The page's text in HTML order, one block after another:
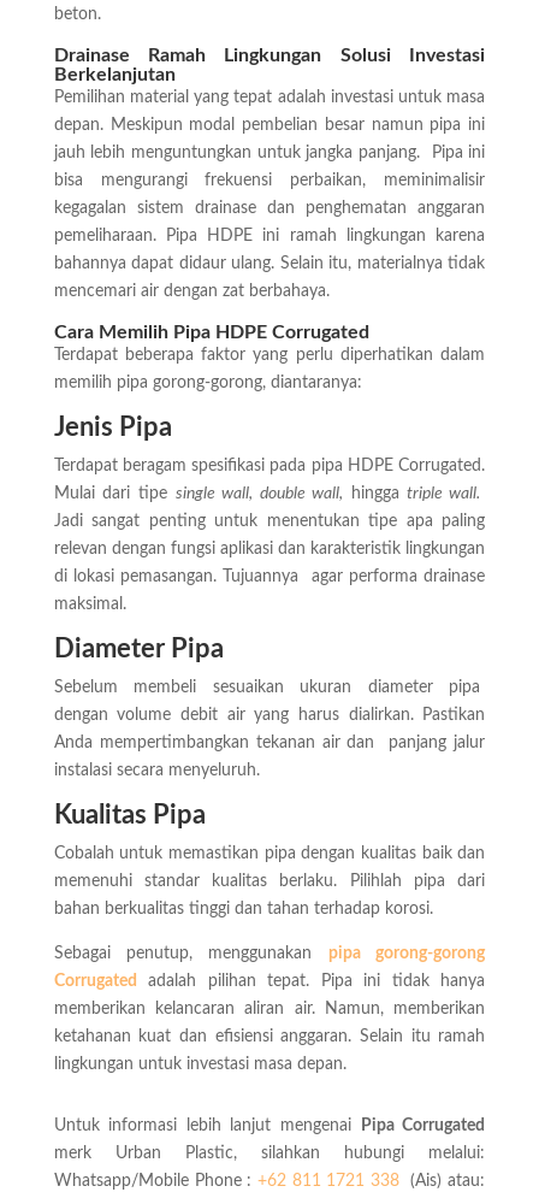
beton.
Drainase Ramah Lingkungan Solusi Investasi
Berkelanjutan
Pemilihan material yang tepat adalah investasi untuk masa
depan. Meskipun modal pembelian besar namun pipa ini
jauh lebih menguntungkan untuk jangka panjang.
Pipa ini
bisa mengurangi frekuensi perbaikan, meminimalisir
kegagalan sistem drainase dan penghematan anggaran
pemeliharaan. Pipa HDPE ini ramah lingkungan karena
bahannya dapat didaur ulang. Selain itu, materialnya tidak
mencemari air dengan zat berbahaya.
Cara Memilih Pipa HDPE Corrugated
Terdapat beberapa faktor yang perlu diperhatikan dalam
memilih pipa gorong-gorong, diantaranya:
Jenis Pipa
Terdapat beragam spesifikasi pada pipa HDPE Corrugated.
Mulai dari tipe single wall, double wall, hingga triple wall.
Jadi sangat penting untuk menentukan tipe apa paling
relevan dengan fungsi aplikasi dan karakteristik lingkungan
di lokasi pemasangan. Tujuannya agar performa drainase
maksimal.
Diameter Pipa
Sebelum membeli sesuaikan ukuran diameter pipa
dengan volume debit air yang harus dialirkan. Pastikan
Anda mempertimbangkan tekanan air dan panjang jalur
instalasi secara menyeluruh.
Kualitas Pipa
Cobalah untuk memastikan pipa dengan kualitas baik dan
memenuhi standar kualitas berlaku. Pilihlah pipa dari
bahan berkualitas tinggi dan tahan terhadap korosi.
Sebagai penutup, menggunakan pipa gorong-gorong
Corrugated
adalah pilihan tepat. Pipa ini tidak hanya
memberikan kelancaran aliran air. Namun, memberikan
ketahanan kuat dan efisiensi anggaran. Selain itu ramah
lingkungan untuk investasi masa depan.
Untuk informasi lebih lanjut mengenai
Pipa Corrugated
merk Urban Plastic, silahkan hubungi melalui:
Whatsapp/Mobile Phone : +62 811 1721 338 (Ais) atau: